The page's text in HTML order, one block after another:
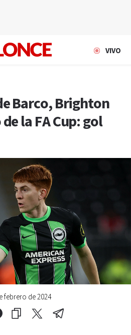
VIVO
Barco, Brighton
la FA Cup: gol
febrero de 2024